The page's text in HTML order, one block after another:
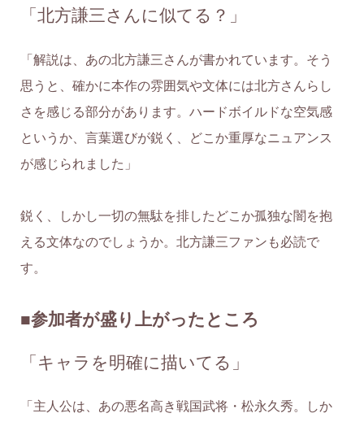
「北方謙三さんに似てる？」
「解説は、あの北方謙三さんが書かれています。そう
思うと、確かに本作の雰囲気や文体には北方さんらし
さを感じる部分があります。ハードボイルドな空気感
というか、言葉選びが鋭く、どこか重厚なニュアンス
が感じられました」
鋭く、しかし一切の無駄を排したどこか孤独な闇を抱
える文体なのでしょうか。北方謙三ファンも必読で
す。
■参加者が盛り上がったところ
「キャラを明確に描いてる」
「主人公は、あの悪名高き戦国武将・松永久秀。しか